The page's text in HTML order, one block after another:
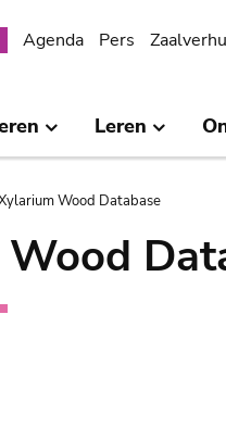
Agenda Pers
Leren
Wood Database